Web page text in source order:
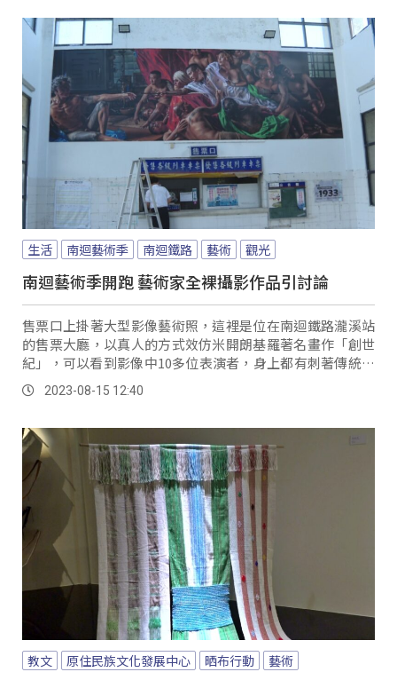
生活 南迴藝術季 南迴鐵路 藝術 觀光
南迴藝術季開跑 藝術家全裸攝影作品引討論
售票口上掛著大型影像藝術照，這裡是位在南迴鐵路瀧溪站
的售票大廳，以真人的方式效仿米開朗基羅著名畫作「創世
紀」，可以看到影像中10多位表演者，身上都有刺著傳統圖
騰，而原本是食指對食指地方，改變成拍刺的工具，可表達
雕刻生命的意思。
2023-08-15 12:40
教文 原住民族文化發展中心 晒布行動 藝術